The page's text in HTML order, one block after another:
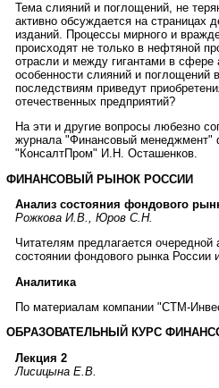
Тема слияний и поглощений, не
активно обсуждается на страницах
изданий. Процессы мирного и
происходят не только в нефтяной
отрасли и между гигантами в сфере
особенности слияний и поглощений
последствиям приведут
отечественных предприятий?
На эти и другие вопросы любезно
журнала "Финансовый менеджмент"
"КонсалтПром" И.Н. Осташенков.
ФИНАНСОВЫЙ РЫНОК РОССИИ
Анализ состояния фондового
Рожкова И.В., Юров С.Н.
Читателям предлагается очередной
состоянии фондового рынка России
Аналитика
По материалам компании "СТМ-
ОБРАЗОВАТЕЛЬНЫЙ КУРС
Лекция 2
Лисицына Е.В.